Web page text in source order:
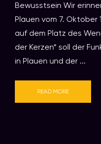
Bewusstsein Wir
Plauen vom 7. Oktober
auf dem Platz des
der Kerzen“ soll der
in Plauen und der ...
READ MORE